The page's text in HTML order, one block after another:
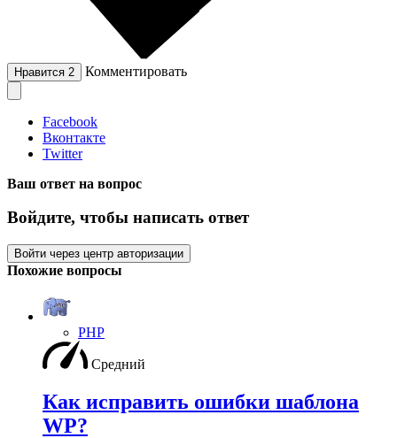
Нравится 2 Комментировать
Facebook
Вконтакте
Twitter
Ваш ответ на вопрос
Войдите, чтобы написать ответ
Войти через центр авторизации
Похожие вопросы
PHP
Средний
Как исправить ошибки шаблона
WP?